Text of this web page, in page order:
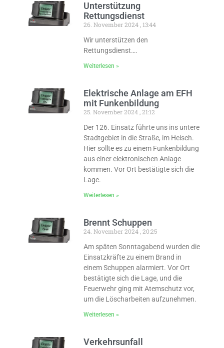
Unterstützung
Rettungsdienst
26. November 2024 13:44
Wir unterstützen den
Rettungsdienst….
Weiterlesen »
Elektrische Anlage am EFH
mit Funkenbildung
25. November 2024 21:12
Der 126. Einsatz führte uns ins untere
Stadtgebiet in die Straße, im Heisch.
Hier sollte es zu einem Funkenbildung
aus einer elektronischen Anlage
kommen. Vor Ort bestätigte sich die
Lage.
Weiterlesen »
Brennt Schuppen
24. November 2024 20:25
Am späten Sonntagabend wurden die
Einsatzkräfte zu einem Brand in
einem Schuppen alarmiert. Vor Ort
bestätigte sich die Lage, und die
Feuerwehr ging mit Atemschutz vor,
um die Löscharbeiten aufzunehmen.
Weiterlesen »
Verkehrsunfall